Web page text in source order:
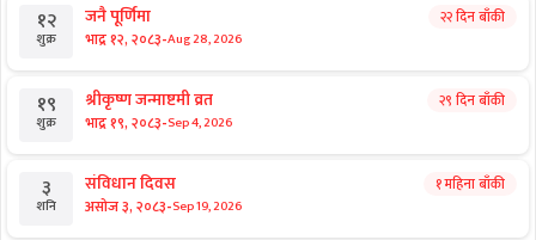
१२
शुक्र
जनै पूर्णिमा
भाद्र १२, २०८३-Aug 28, 2026
२२ दिन बाँकी
१९
शुक्र
श्रीकृष्ण जन्माष्टमी व्रत
भाद्र १९, २०८३-Sep 4, 2026
२९ दिन बाँकी
३
शनि
संविधान दिवस
असोज ३, २०८३-Sep 19, 2026
१ महिना बाँकी